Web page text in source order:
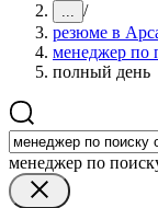
... /
резюме в
менеджер по
полный день
менеджер по